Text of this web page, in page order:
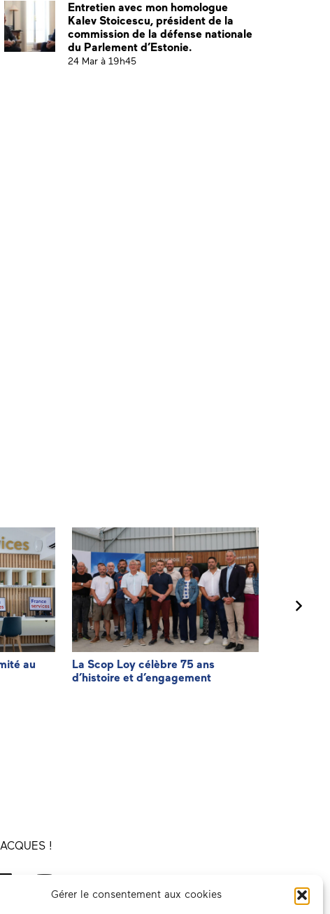
Gérer le consentement aux cookies
Entretien avec mon homologue
Kalev Stoicescu, président de la
commission de la défense nationale
du Parlement d’Estonie.
24 Mar à 19h45
au
La Scop Loy célèbre 75 ans
d’histoire et d’engagement
!